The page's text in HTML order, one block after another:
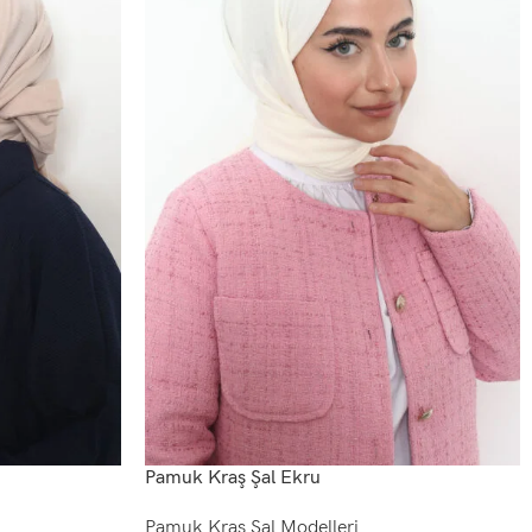
Pamuk Kraş Şal Ekru